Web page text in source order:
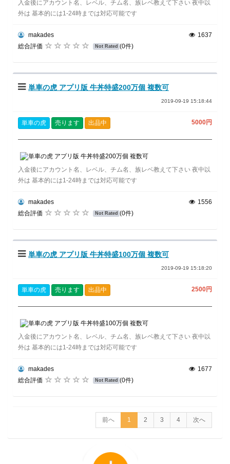
入金後にアカウント名、レベル、チム名、族レベ教えて下さい 夜中以
外は 基本的には1-24時までは対応可能です
makades
総合評価
Not Rated (0件)
1637
単車の虎 アプリ版 牛丼特盛200万個 複数可
2019-09-19 15:18:44
単車の虎 売ります 出品中 5000円
入金後にアカウント名、レベル、チム名、族レベ教えて下さい 夜中以
外は 基本的には1-24時までは対応可能です
makades
総合評価
Not Rated (0件)
1556
単車の虎 アプリ版 牛丼特盛100万個 複数可
2019-09-19 15:18:20
単車の虎 売ります 出品中 2500円
入金後にアカウント名、レベル、チム名、族レベ教えて下さい 夜中以
外は 基本的には1-24時までは対応可能です
makades
総合評価
Not Rated (0件)
1677
前へ 1 2 3 4 次へ